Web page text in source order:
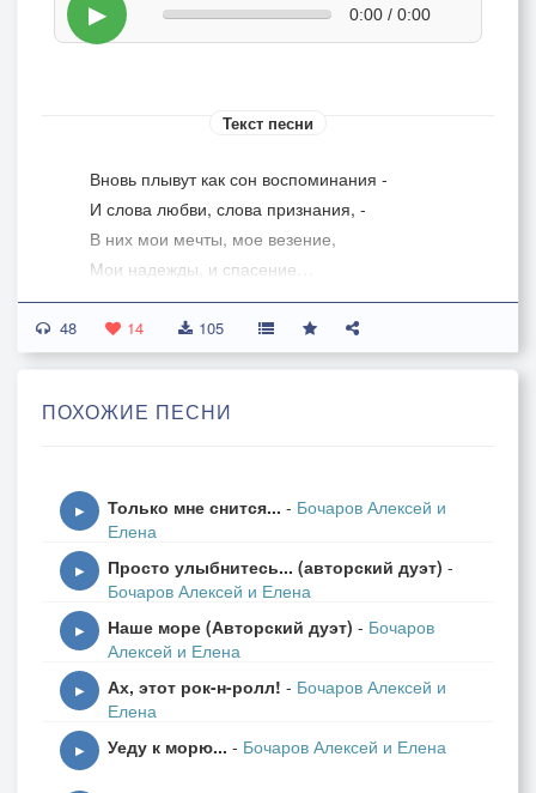
▶ 0:00 / 0:00
Текст песни
Вновь плывут как сон воспоминания -
И слова любви, слова признания, -
В них мои мечты, мое везение,
Мои надежды, и спасение…
Припев:
Плывут воспоминания во сне и наяву -
И, прикрыв усталые глаза -
В юность позабытую вернуться…
Припев:
Плывут воспоминания во сне и наяву -
Дышу тобой любимая - тобой одной живу.
Ветром позови, друг, меня в ночи,
Что листвою шелестит в тишине, -
48 14 105
ПОХОЖИЕ ПЕСНИ
▶ Только мне снится... - Бочаров Алексей и
Елена
▶ Просто улыбнитесь... (авторский дуэт) -
Бочаров Алексей и Елена
▶ Наше море (Авторский дуэт) - Бочаров
Алексей и Елена
▶ Ах, этот рок-н-ролл! - Бочаров Алексей и
Елена
▶ Уеду к морю... - Бочаров Алексей и Елена